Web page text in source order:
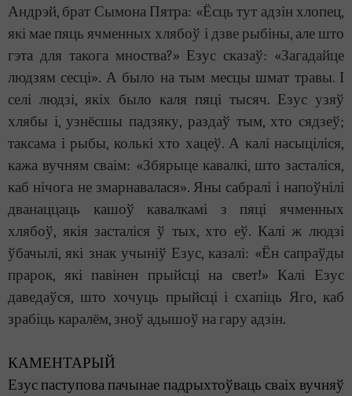
Андрэй, брат Сымона Пятра: «Ёсць тут адзін хлопец,
які мае пяць ячменных хлябоў і дзве рыбіны, але што
гэта для такога мноства?» Езус сказаў: «Загадайце
людзям сесці». А было на тым месцы шмат травы. І
селі людзі, якіх было каля пяці тысяч. Езус узяў
хлябы і, узнёсшы падзяку, раздаў тым, хто сядзеў;
таксама і рыбы, колькі хто хацеў. А калі насыціліся,
кажа вучням сваім: «Збярыце кавалкі, што засталіся,
каб нічога не змарнавалася». Яны сабралі і напоўнілі
дванаццаць кашоў кавалкамі з пяці ячменных
хлябоў, якія засталіся ў тых, хто еў. Калі ж людзі
ўбачылі, які знак учыніў Езус, казалі: «Ён сапраўды
прарок, які павінен прыйсці на свет!» Калі Езус
даведаўся, што хочуць прыйсці і схапіць Яго, каб
зрабіць каралём, зноў адышоў на гару адзін.
КАМЕНТАРЫЙ
Езус паступова пачынае падрыхтоўваць сваіх вучняў